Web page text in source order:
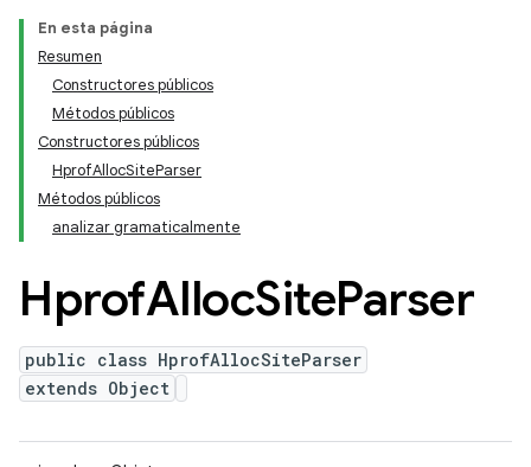
En esta página
Resumen
Constructores públicos
Métodos públicos
Constructores públicos
HprofAllocSiteParser
Métodos públicos
analizar gramaticalmente
HprofAllocSiteParser
public class HprofAllocSiteParser
extends Object